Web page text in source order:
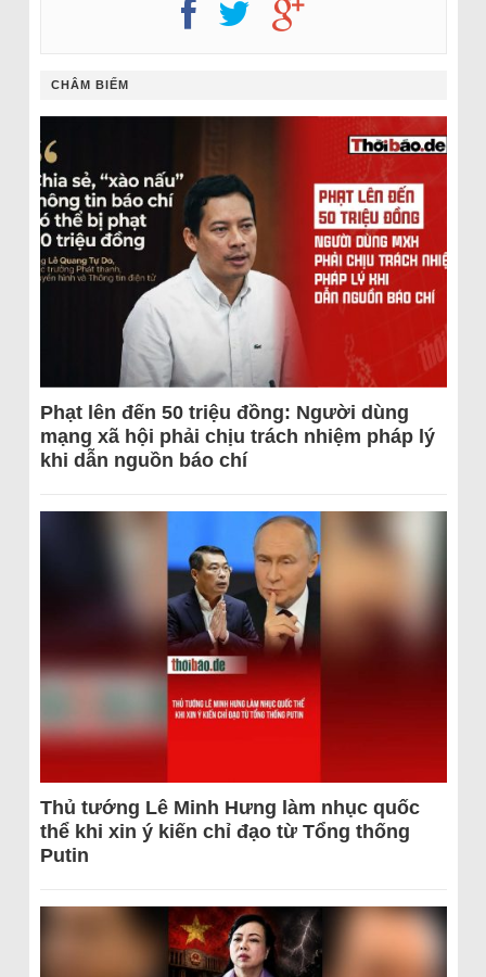
CHÂM BIẾM
Phạt lên đến 50 triệu đồng: Người dùng
mạng xã hội phải chịu trách nhiệm pháp lý
khi dẫn nguồn báo chí
Thủ tướng Lê Minh Hưng làm nhục quốc
thể khi xin ý kiến chỉ đạo từ Tổng thống
Putin